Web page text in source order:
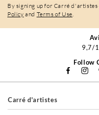
By signing up for Carré
Policy and Terms of Use.
9,7/
Follow
Carré d'artistes